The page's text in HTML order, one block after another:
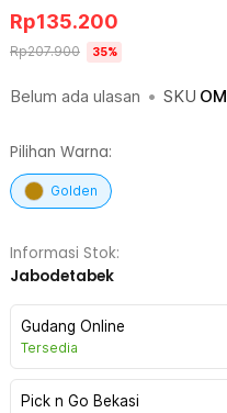
Belum ada ulasan • SKU
Rp135.200
Rp207.900 35%
Pilihan Warna:
Golden
Informasi Stok:
Jabodetabek
Gudang Online
Tersedia
Pick n Go Bekasi